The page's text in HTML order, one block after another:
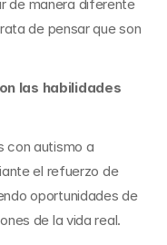
de manera diferente
de pensar que son
las habilidades
con autismo a
el refuerzo de
oportunidades de
de la vida real.